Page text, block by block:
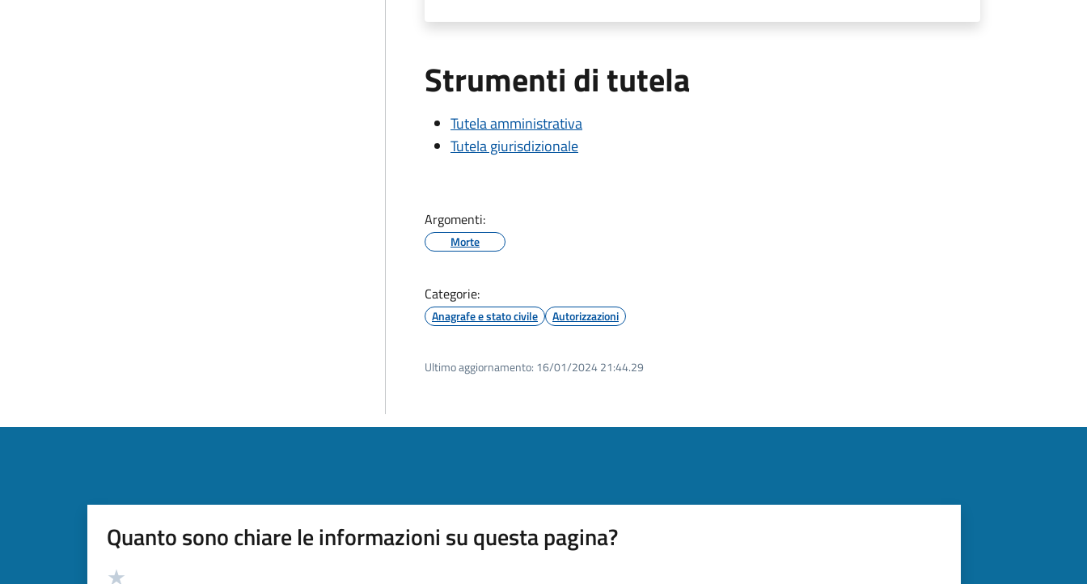
Strumenti di tutela
Tutela amministrativa
Tutela giurisdizionale
Argomenti:
Morte
Categorie:
Anagrafe e stato civile Autorizzazioni
Ultimo aggiornamento: 16/01/2024 21:44.29
Quanto sono chiare le informazioni su questa pagina?
Valutazione